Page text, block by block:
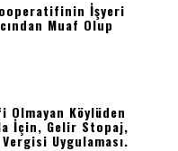
İşyeri
Muaf Olup
Olmayan Köylüden
İçin, Gelir Stopaj,
Vergisi Uygulaması.